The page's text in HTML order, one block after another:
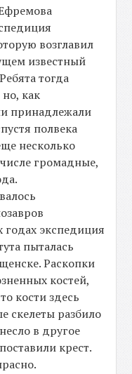
возглавил
известный
тогда
как
принадлежали
полвека
несколько
громадные,
годах экспедиция
пыталась
Раскопки
костей,
кости здесь
скелеты разбило
в другое
крест.